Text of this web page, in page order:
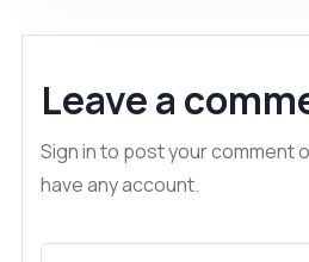
Leave a
Sign in to post your comment
have any account.